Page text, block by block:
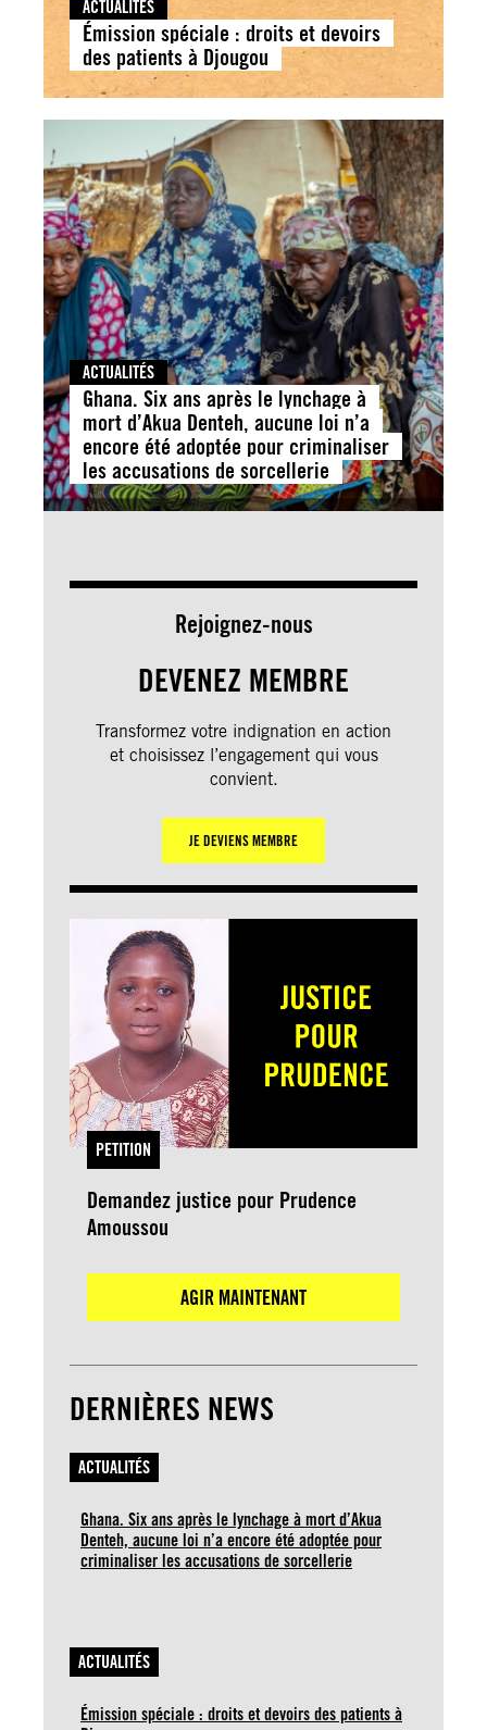
ACTUALITÉS
Émission spéciale : droits et devoirs
des patients à Djougou
ACTUALITÉS
Ghana. Six ans après le lynchage à
mort d’Akua Denteh, aucune loi n’a
encore été adoptée pour criminaliser
les accusations de sorcellerie
Rejoignez-nous
DEVENEZ MEMBRE
Transformez votre indignation en action
et choisissez l’engagement qui vous
convient.
JE DEVIENS MEMBRE
PETITION
Demandez justice pour Prudence
Amoussou
AGIR MAINTENANT
DERNIÈRES NEWS
ACTUALITÉS
Ghana. Six ans après le lynchage à mort d’Akua
Denteh, aucune loi n’a encore été adoptée pour
criminaliser les accusations de sorcellerie
ACTUALITÉS
Émission spéciale : droits et devoirs des patients à